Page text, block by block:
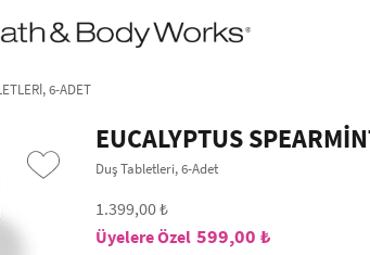
Kargo Ücretsiz!•
*Promosyon Detayları
6-ADET
EUCALYPTUS
Duş Tabletleri, 6-Adet
1.399,00 ₺
599,00 ₺